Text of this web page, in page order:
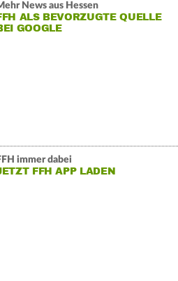
News aus Hessen
ALS BEVORZUGTE QUELLE
GOOGLE
immer dabei
FFH APP LADEN